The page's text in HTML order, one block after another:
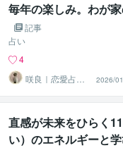
毎年の楽しみ。わが
記事
占い
4
咲良｜恋愛占い
心導師
2026/
直感が未来をひらく
い）のエネルギーと